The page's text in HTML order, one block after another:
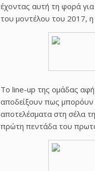
έχοντας αυτή τη φορά
του μοντέλου του 2017, η
Το line-up της ομάδας
αποδείξουν πως
αποτελέσματα στη σέλα
πρώτη πεντάδα του